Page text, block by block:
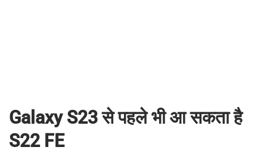
Galaxy S23 से पहले भी आ सकता है
S22 FE